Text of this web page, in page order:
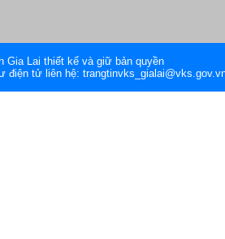
Gia Lai thiết kế và giữ bản quyền
điện tử liên hệ: